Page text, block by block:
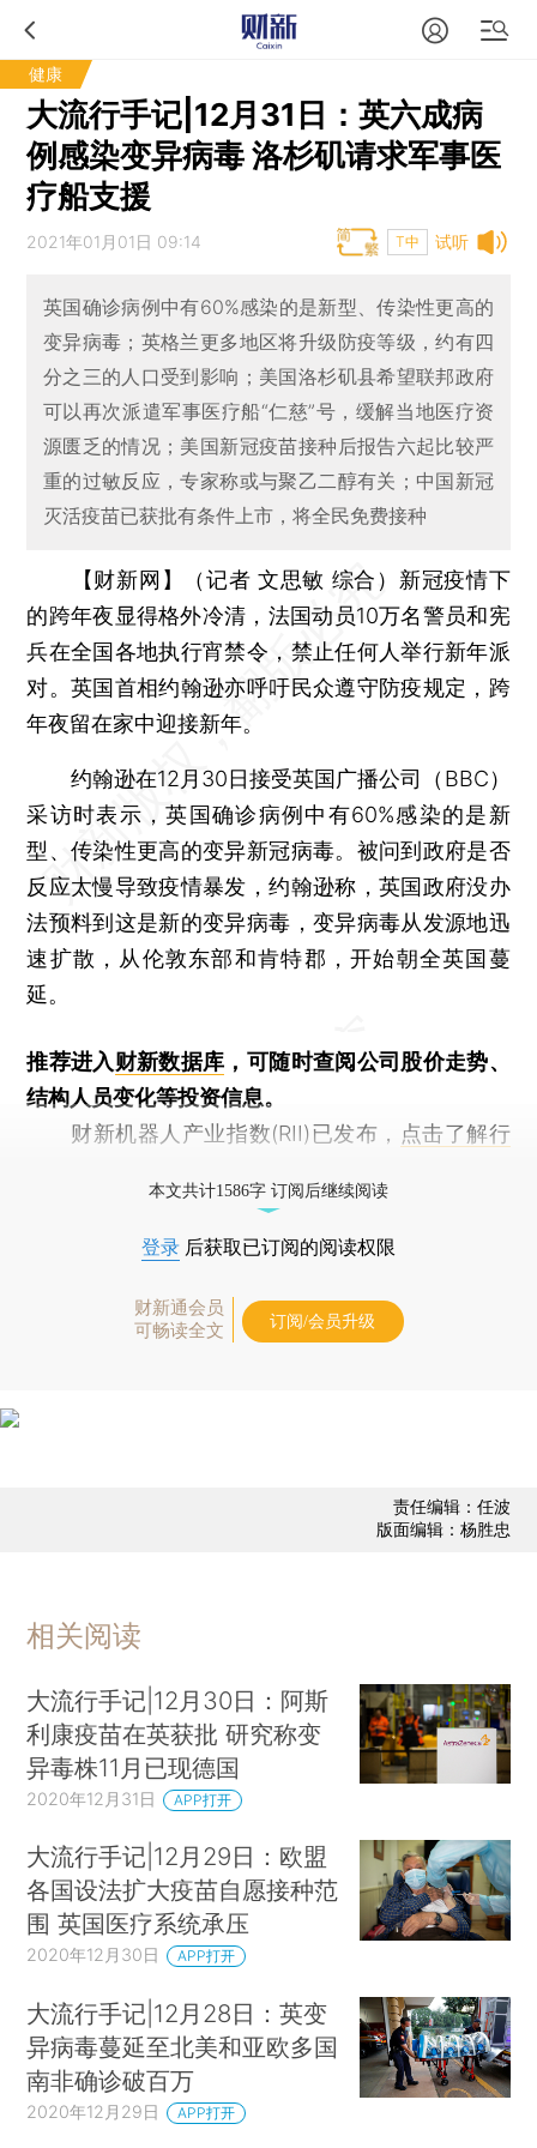
健康
大流行手记|12月31日：英六成病
例感染变异病毒 洛杉矶请求军事医
疗船支援
试听
2021年01月01日 09:14 T中
英国确诊病例中有60%感染的是新型、传染性更高的
变异病毒；英格兰更多地区将升级防疫等级，约有四
分之三的人口受到影响；美国洛杉矶县希望联邦政府
可以再次派遣军事医疗船“仁慈”号，缓解当地医疗资
源匮乏的情况；美国新冠疫苗接种后报告六起比较严
重的过敏反应，专家称或与聚乙二醇有关；中国新冠
灭活疫苗已获批有条件上市，将全民免费接种
【财新网】（记者 文思敏 综合） 新冠疫情下
的跨年夜显得格外冷清，法国动员10万名警员和宪
兵在全国各地执行宵禁令，禁止任何人举行新年派
对。英国首相约翰逊亦呼吁民众遵守防疫规定，跨
年夜留在家中迎接新年。
约翰逊在12月30日接受英国广播公司（BBC）
采访时表示，英国确诊病例中有60%感染的是新
型、传染性更高的变异新冠病毒。被问到政府是否
反应太慢导致疫情暴发，约翰逊称，英国政府没办
法预料到这是新的变异病毒，变异病毒从发源地迅
速扩散，从伦敦东部和肯特郡，开始朝全英国蔓
延。
推荐进入财新数据库 ，可随时查阅公司股价走势、
结构人员变化等投资信息。
财新机器人产业指数(RII)已发布， 点击了解行
本文共计1586字 订阅后继续阅读
登录 后获取已订阅的阅读权限
财新通会员
可畅读全文
订阅/会员升级
责任编辑：任波
版面编辑：杨胜忠
相关阅读
大流行手记|12月30日：阿斯
利康疫苗在英获批 研究称变
异毒株11月已现德国
2020年12月31日 APP打开
大流行手记|12月29日：欧盟
各国设法扩大疫苗自愿接种范
围 英国医疗系统承压
2020年12月30日 APP打开
大流行手记|12月28日：英变
异病毒蔓延至北美和亚欧多国
南非确诊破百万
2020年12月29日 APP打开